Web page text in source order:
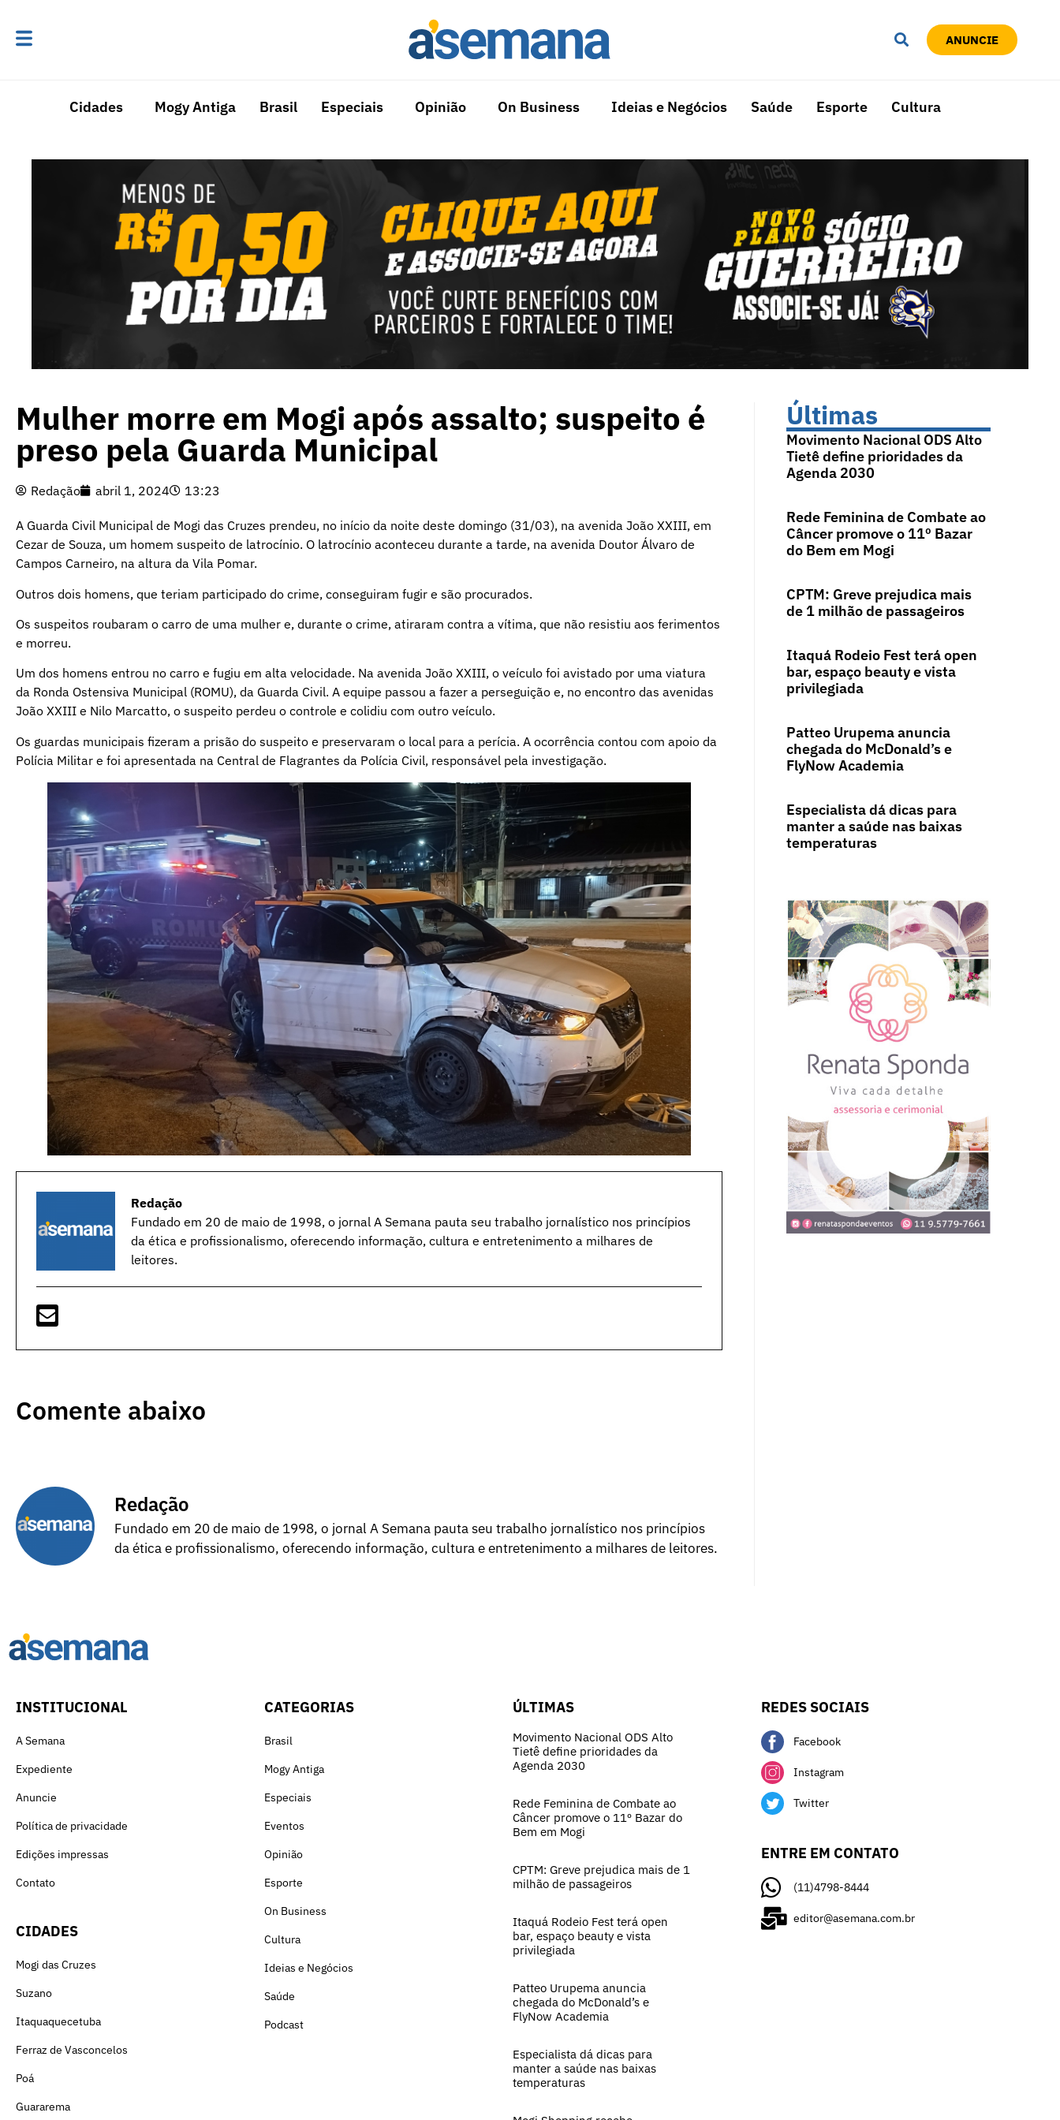
ANUNCIE
Cidades Mogy Antiga Brasil Especiais Opinião On Business Ideias e Negócios Saúde Esporte Cultura
Mulher morre em Mogi após assalto; suspeito é
preso pela Guarda Municipal
Redação abril 1, 2024 13:23
A Guarda Civil Municipal de Mogi das Cruzes prendeu, no início da noite deste domingo (31/03), na avenida João XXIII, em
Cezar de Souza, um homem suspeito de latrocínio. O latrocínio aconteceu durante a tarde, na avenida Doutor Álvaro de
Campos Carneiro, na altura da Vila Pomar.
Outros dois homens, que teriam participado do crime, conseguiram fugir e são procurados.
Os suspeitos roubaram o carro de uma mulher e, durante o crime, atiraram contra a vítima, que não resistiu aos ferimentos
e morreu.
Um dos homens entrou no carro e fugiu em alta velocidade. Na avenida João XXIII, o veículo foi avistado por uma viatura
da Ronda Ostensiva Municipal (ROMU), da Guarda Civil. A equipe passou a fazer a perseguição e, no encontro das avenidas
João XXIII e Nilo Marcatto, o suspeito perdeu o controle e colidiu com outro veículo.
Os guardas municipais fizeram a prisão do suspeito e preservaram o local para a perícia. A ocorrência contou com apoio da
Polícia Militar e foi apresentada na Central de Flagrantes da Polícia Civil, responsável pela investigação.
Redação
Fundado em 20 de maio de 1998, o jornal A Semana pauta seu trabalho jornalístico nos princípios
da ética e profissionalismo, oferecendo informação, cultura e entretenimento a milhares de
leitores.
Comente abaixo
Redação
Fundado em 20 de maio de 1998, o jornal A Semana pauta seu trabalho jornalístico nos princípios
da ética e profissionalismo, oferecendo informação, cultura e entretenimento a milhares de leitores.
Últimas
Movimento Nacional ODS Alto
Tietê define prioridades da
Agenda 2030
Rede Feminina de Combate ao
Câncer promove o 11º Bazar
do Bem em Mogi
CPTM: Greve prejudica mais
de 1 milhão de passageiros
Itaquá Rodeio Fest terá open
bar, espaço beauty e vista
privilegiada
Patteo Urupema anuncia
chegada do McDonald’s e
FlyNow Academia
Especialista dá dicas para
manter a saúde nas baixas
temperaturas
INSTITUCIONAL
A Semana
Expediente
Anuncie
Política de privacidade
Edições impressas
Contato
CIDADES
Mogi das Cruzes
Suzano
Itaquaquecetuba
Ferraz de Vasconcelos
Poá
Guararema
CATEGORIAS
Brasil
Mogy Antiga
Especiais
Eventos
Opinião
Esporte
On Business
Cultura
Ideias e Negócios
Saúde
Podcast
ÚLTIMAS
Movimento Nacional ODS Alto
Tietê define prioridades da
Agenda 2030
Rede Feminina de Combate ao
Câncer promove o 11º Bazar do
Bem em Mogi
CPTM: Greve prejudica mais de 1
milhão de passageiros
Itaquá Rodeio Fest terá open
bar, espaço beauty e vista
privilegiada
Patteo Urupema anuncia
chegada do McDonald’s e
FlyNow Academia
Especialista dá dicas para
manter a saúde nas baixas
temperaturas
REDES SOCIAIS
Facebook
Instagram
Twitter
ENTRE EM CONTATO
(11)4798-8444
editor@asemana.com.br